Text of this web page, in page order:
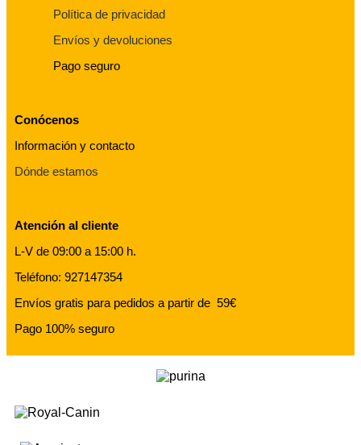
Política de privacidad
Envíos y devoluciones
Pago seguro
Conócenos
Información y contacto
Dónde estamos
Atención al cliente
L-V de 09:00 a 15:00 h.
Teléfono: 927147354
Envíos gratis para pedidos a partir de 59€
Pago 100% seguro